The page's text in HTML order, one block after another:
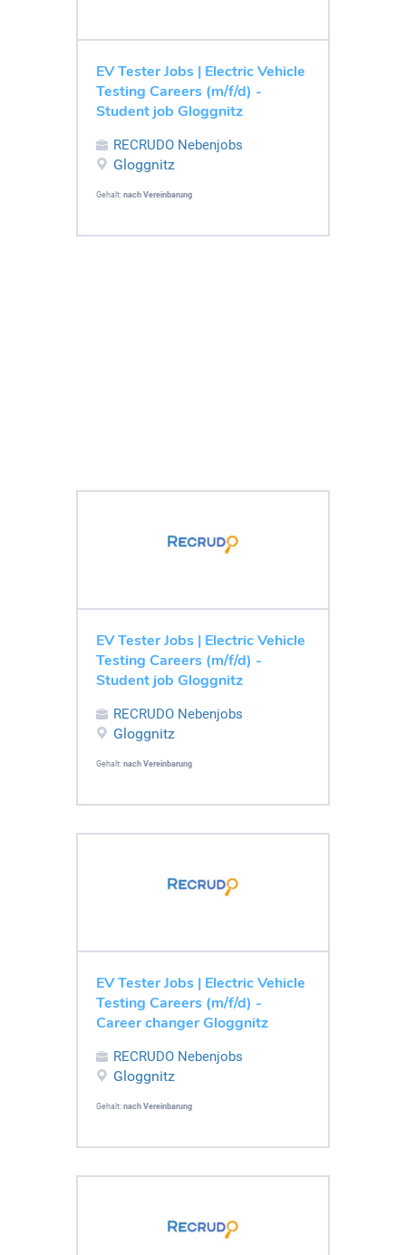
EV Tester Jobs | Electric Vehicle
Testing Careers (m/f/d) -
Student job Gloggnitz
RECRUDO Nebenjobs
Gloggnitz
Gehalt: nach Vereinbarung
EV Tester Jobs | Electric Vehicle
Testing Careers (m/f/d) -
Student job Gloggnitz
RECRUDO Nebenjobs
Gloggnitz
Gehalt: nach Vereinbarung
EV Tester Jobs | Electric Vehicle
Testing Careers (m/f/d) -
Career changer Gloggnitz
RECRUDO Nebenjobs
Gloggnitz
Gehalt: nach Vereinbarung